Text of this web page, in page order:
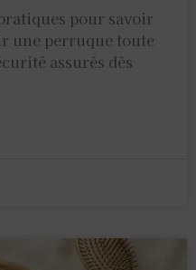
pour savoir
une perruque toute
assurés dès